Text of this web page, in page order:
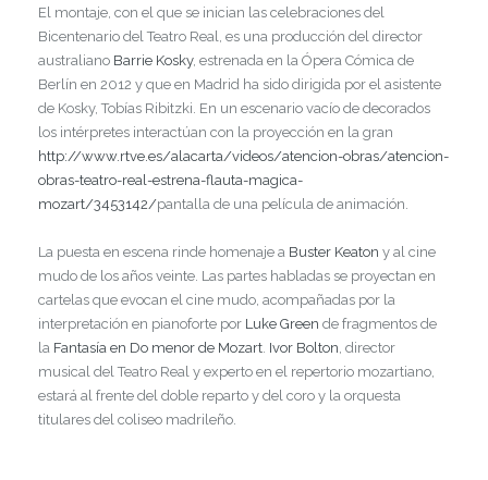
El montaje, con el que se inician las celebraciones del
Bicentenario del Teatro Real, es una producción del director
australiano Barrie Kosky, estrenada en la Ópera Cómica de
Berlín en 2012 y que en Madrid ha sido dirigida por el asistente
de Kosky, Tobías Ribitzki. En un escenario vacío de decorados
los intérpretes interactúan con la proyección en la gran
http://www.rtve.es/alacarta/videos/atencion-obras/atencion-
obras-teatro-real-estrena-flauta-magica-
mozart/3453142/pantalla de una película de animación.
La puesta en escena rinde homenaje a Buster Keaton y al cine
mudo de los años veinte. Las partes habladas se proyectan en
cartelas que evocan el cine mudo, acompañadas por la
interpretación en pianoforte por Luke Green de fragmentos de
la Fantasía en Do menor de Mozart. Ivor Bolton, director
musical del Teatro Real y experto en el repertorio mozartiano,
estará al frente del doble reparto y del coro y la orquesta
titulares del coliseo madrileño.